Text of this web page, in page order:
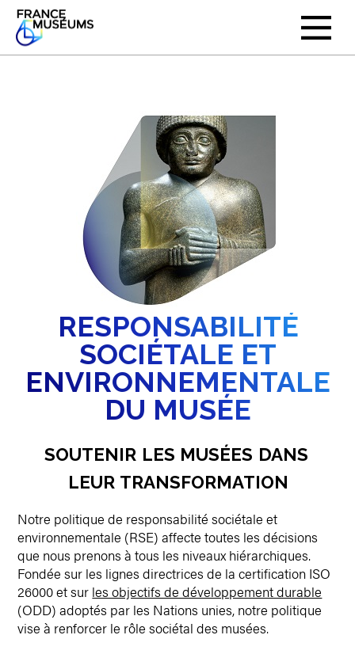
RESPONSABILITÉ
SOCIÉTALE ET
ENVIRONNEMENTALE
DU MUSÉE
SOUTENIR LES MUSÉES DANS
LEUR TRANSFORMATION
Notre politique de responsabilité sociétale et
environnementale (RSE) affecte toutes les décisions
que nous prenons à tous les niveaux hiérarchiques.
Fondée sur les lignes directrices de la certification ISO
26000 et sur les objectifs de développement durable
(ODD) adoptés par les Nations unies, notre politique
vise à renforcer le rôle sociétal des musées.